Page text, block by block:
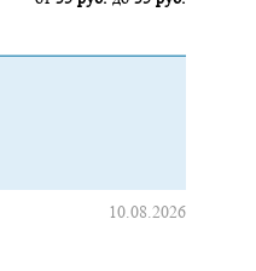
10.08.2026